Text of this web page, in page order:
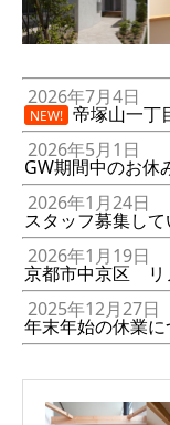
2026年7月4日
NEW! 帝塚山一丁
2026年5月1日
GW期間中のお休
2026年1月24日
スタッフ募集して
2026年1月19日
京都市中京区 リ
2025年12月27日
年末年始の休業